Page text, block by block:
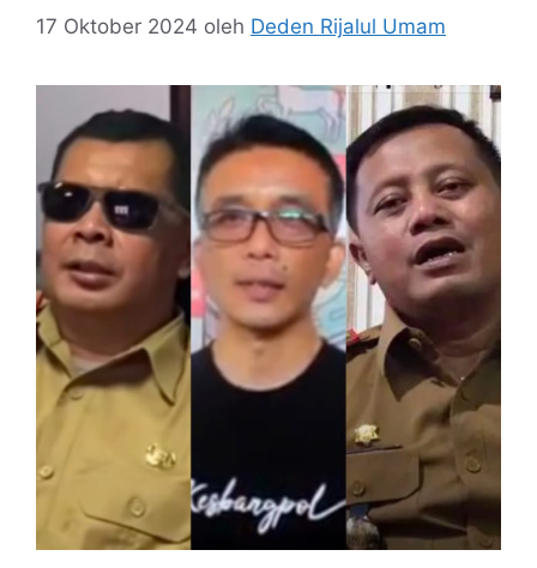
17 Oktober 2024 oleh Deden Rijalul Umam